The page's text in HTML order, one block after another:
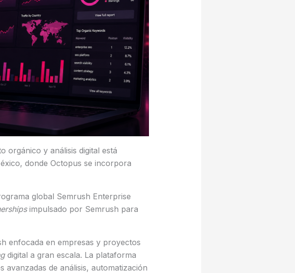
orgánico y análisis digital está
donde Octopus se incorpora
global Semrush Enterprise
impulsado por Semrush para
enfocada en empresas y proyectos
digital a gran escala. La plataforma
avanzadas de análisis, automatización